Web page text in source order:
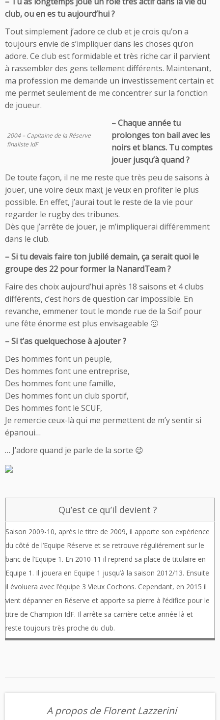
club, ou en es tu aujourd’hui ?
Tout simplement j’adore ce club et je crois qu’on a
toujours envie de s’impliquer dans les choses qu’on
adore. Ce club est formidable et très riche car il parvient
à rassembler des gens tellement différents. Maintenant,
ma profession me demande un investissement certain et
me permet seulement de me concentrer sur la fonction
de joueur.
2004 – Capitaine de la Réserve
finaliste IdF
– Chaque année tu
prolonges ton bail avec les
noirs et blancs. Tu comptes
jouer jusqu’à quand ?
De toute façon, il ne me reste que très peu de saisons à
jouer, une voire deux maxi; je veux en profiter le plus
possible. En effet, j’aurai tout le reste de la vie pour
regarder le rugby des tribunes.
Dès que j’arrête de jouer, je m’impliquerai différemment
dans le club.
– Si tu devais faire ton jubilé demain, ça serait quoi le
groupe des 22 pour former la NanardTeam ?
Faire des choix aujourd’hui après 18 saisons et 4 clubs
différents, c’est hors de question car impossible. En
revanche, emmener tout le monde rue de la Soif pour
une fête énorme est plus envisageable 🙂
– Si t’as quelquechose à ajouter ?
Des hommes font un peuple,
Des hommes font une entreprise,
Des hommes font une famille,
Des hommes font un club sportif,
Des hommes font le SCUF,
Je remercie ceux-là qui me permettent de m’y sentir si
épanoui…
… J’adore quand je parle de la sorte 😉
Qu’est ce qu’il devient ?
Saison 2009-10, après le titre de 2009, il apporte son expérience
du côté de l’Equipe Réserve et se retrouve réguliérement sur le
banc de l’Equipe 1. En 2010-11 il reprend sa place de titulaire en
Equipe 1. Il jouera en Equipe 1 jusqu’à la saison 2012/13. Ensuite
il évoluera avec l’équipe 3 Vieux Cochons. Cependant, en 2015 il
vient dépanner en Réserve et apporte sa pierre à l’édifice pour le
titre de Champion IdF. Il arrête sa carrière cette année là et
reste toujours très proche du club.
A propos de Florent Lazzerini